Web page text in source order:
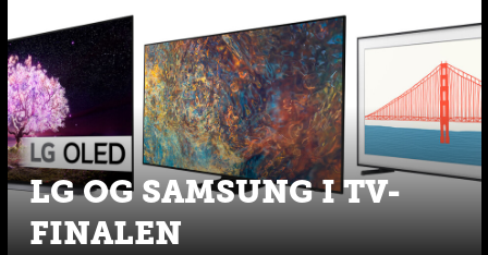
LG OG SAMSUNG I TV-
FINALEN